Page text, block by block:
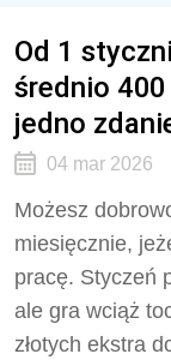
Od 1
średnio 400
jedno
04 mar 2026
Możesz
miesięcznie,
pracę. Styczeń
ale gra wciąż
złotych ekstra